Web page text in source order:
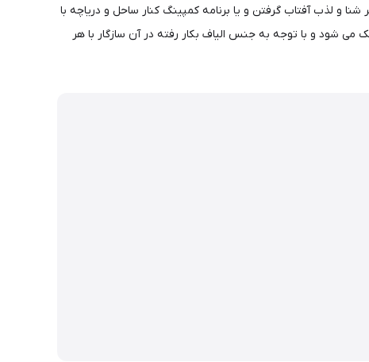
و لذب آفتاب گرفتن و یا برنامه کمپینگ کنار ساحل و دریاچه با
استفاده کنید.حوله نیچرهایک در کمتر از 5 دقیقه زیر نور خورشید خشک می شود و با توجه به جنس الیاف بکار رفته در آن سازگار با هر